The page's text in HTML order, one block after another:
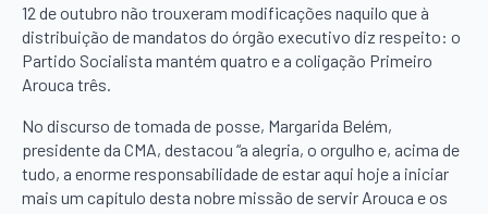
12 de outubro não trouxeram modificações naquilo que à
distribuição de mandatos do órgão executivo diz respeito: o
Partido Socialista mantém quatro e a coligação Primeiro
Arouca três.
No discurso de tomada de posse, Margarida Belém,
presidente da CMA, destacou “a alegria, o orgulho e, acima de
tudo, a enorme responsabilidade de estar aqui hoje a iniciar
mais um capítulo desta nobre missão de servir Arouca e os